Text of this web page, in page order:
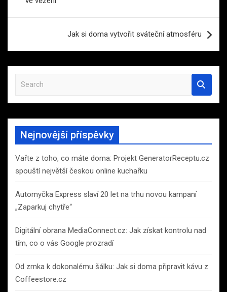
Jak si doma vytvořit sváteční atmosféru
a
r
h
Nejnovější příspěvky
Vařte z toho, co máte doma: Projekt GeneratorReceptu.cz
spouští největší českou online kuchařku
Automyčka Express slaví 20 let na trhu novou kampaní
„Zaparkuj chytře“
Digitální obrana MediaConnect.cz: Jak získat kontrolu nad
tím, co o vás Google prozradí
Od zrnka k dokonalému šálku: Jak si doma připravit kávu z
Coffeestore.cz